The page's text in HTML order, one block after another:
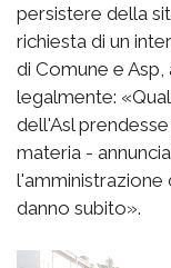
persistere della
richiesta di un
di Comune e
legalmente:
dell'Asl
materia -
l'amministrazione
danno subito».